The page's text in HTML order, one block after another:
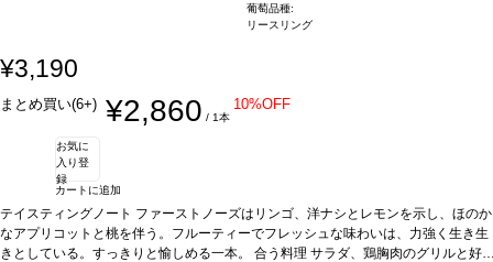
葡萄品種:
リースリング
¥3,190
まとめ買い(6+) ¥2,860 / 1本
10%OFF
お気に
入り登
録
カートに追加
テイスティングノート ファーストノーズはリンゴ、洋ナシとレモンを示し、ほのか
なアプリコットと桃を伴う。フルーティーでフレッシュな味わいは、力強く生き生
きとしている。すっきりと愉しめる一本。 合う料理 サラダ、鶏胸肉のグリルと好